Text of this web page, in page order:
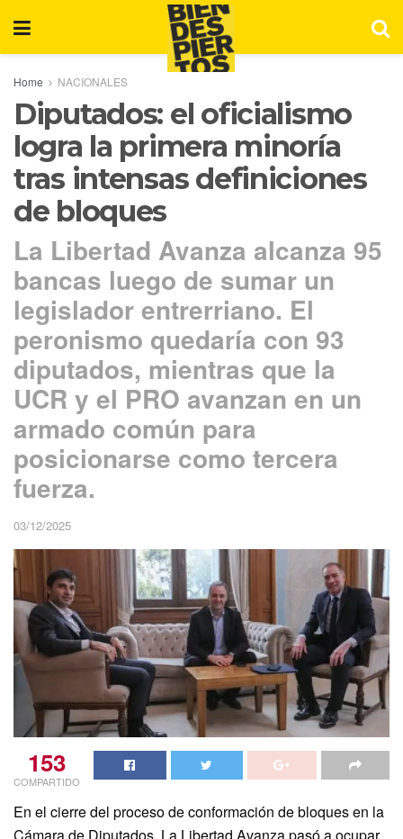
Home NACIONALES
Diputados: el oficialismo
logra la primera minoría
tras intensas definiciones
de bloques
La Libertad Avanza alcanza 95
bancas luego de sumar un
legislador entrerriano. El
peronismo quedaría con 93
diputados, mientras que la
UCR y el PRO avanzan en un
armado común para
posicionarse como tercera
fuerza.
03/12/2025
153
COMPARTIDO
En el cierre del proceso de conformación de bloques en la
Cámara de Diputados, La Libertad Avanza pasó a ocupar